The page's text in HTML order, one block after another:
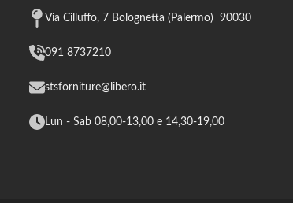
Via Cilluffo, 7 Bolognetta (Palermo) 90030
091 8737210
stsforniture@libero.it
Lun - Sab 08,00-13,00 e 14,30-19,00